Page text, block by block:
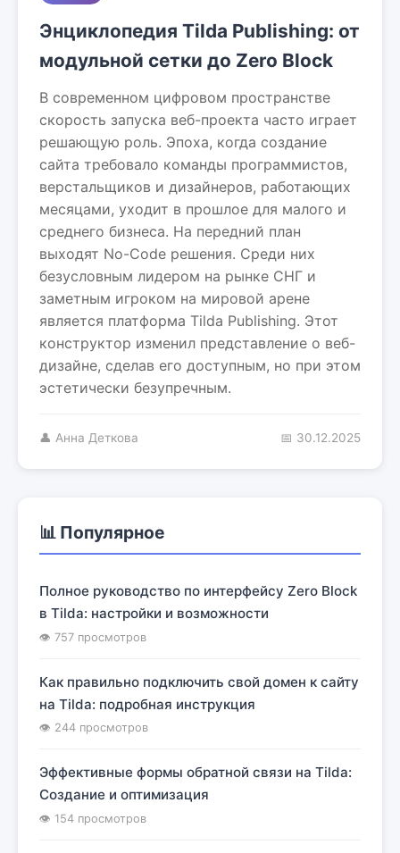
Энциклопедия Tilda Publishing: от
модульной сетки до Zero Block
В современном цифровом пространстве
скорость запуска веб-проекта часто играет
решающую роль. Эпоха, когда создание
сайта требовало команды программистов,
верстальщиков и дизайнеров, работающих
месяцами, уходит в прошлое для малого и
среднего бизнеса. На передний план
выходят No-Code решения. Среди них
безусловным лидером на рынке СНГ и
заметным игроком на мировой арене
является платформа Tilda Publishing. Этот
конструктор изменил представление о веб-
дизайне, сделав его доступным, но при этом
эстетически безупречным.
👤 Анна Деткова 📅 30.12.2025
📊 Популярное
Полное руководство по интерфейсу Zero Block
в Tilda: настройки и возможности
👁 757 просмотров
Как правильно подключить свой домен к сайту
на Tilda: подробная инструкция
👁 244 просмотров
Эффективные формы обратной связи на Tilda:
Создание и оптимизация
👁 154 просмотров